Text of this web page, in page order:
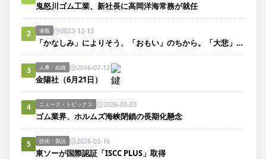
鬼怒川ゴム工業、新社長に高岡洋海常務が就任
2 連載 2023-12-13
「かなしみ」によりそう、「おもい」のちから。「大悲」は風のごとく。
3 人事・組織 2016-07-12
金陽社（6月21日）
4 ニュース・トピックス 2026-03-03
ゴム業界、ホルムズ海峡閉鎖の長期化懸念
5 技術・製品 2026-03-16
東ソーが国際認証「ISCC PLUS」取得